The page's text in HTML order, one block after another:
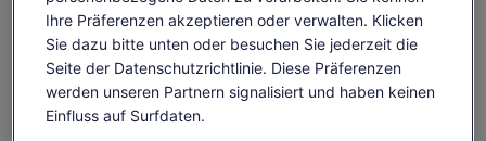
Der
Preis
beträgt
11 €
inkl. Steuern & Gebühren
pro Erw.
Tickets anzeigen
Einige Inhalte dieser Seite wurden möglicherweise
maschinell übersetzt
Originaltext anzeigen (Englisch)
Feedback zu dieser Übersetzung geben Wird
Ihre Präferenzen akzeptieren oder verwalten. Klicken
Sie dazu bitte unten oder besuchen Sie jederzeit die
Seite der Datenschutzrichtlinie. Diese Präferenzen
werden unseren Partnern signalisiert und haben keinen
Einfluss auf Surfdaten.